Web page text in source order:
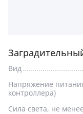
Вид
Напряжение
контроллера)
Сила света, не